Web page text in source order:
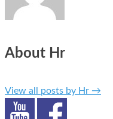
About Hr
View all posts by Hr →